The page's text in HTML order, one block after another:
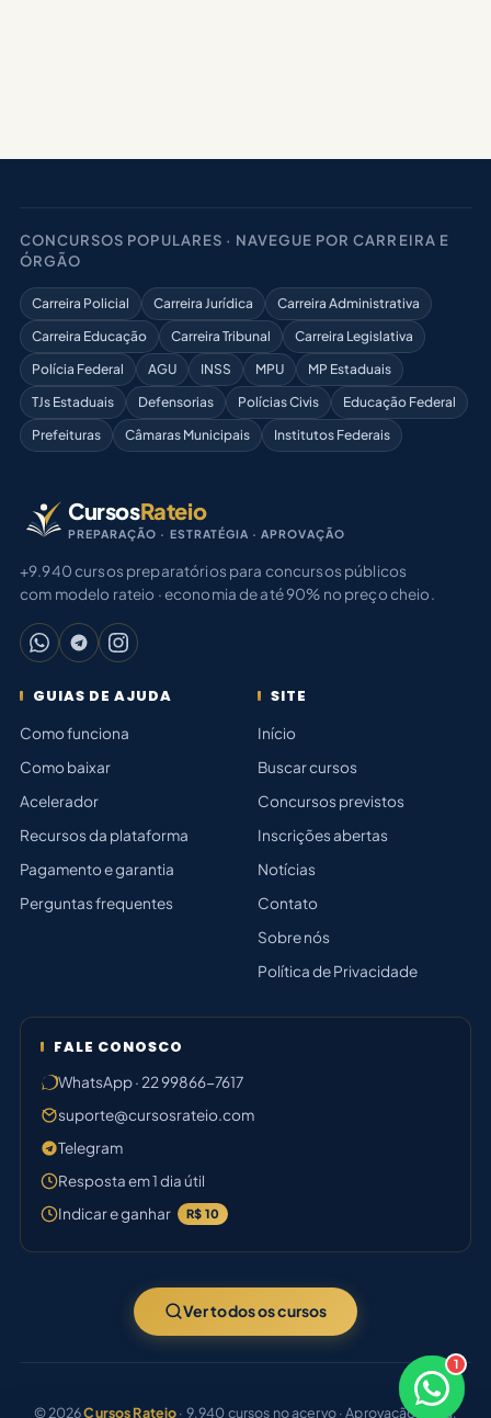
×
Responde em breve
1
CONCURSOS POPULARES · NAVEGUE POR CARREIRA E
ÓRGÃO
Carreira Policial Carreira Jurídica
Carreira Administrativa
Carreira Educação
Carreira Tribunal
Carreira Legislativa
Polícia Federal
AGU INSS MPU
MP Estaduais
TJs Estaduais
Defensorias Polícias Civis
Educação Federal
Prefeituras
Câmaras Municipais Institutos Federais
CursosRateio
PREPARAÇÃO · ESTRATÉGIA · APROVAÇÃO
+9.940 cursos preparatórios para concursos públicos
com modelo rateio · economia de até 90% no preço cheio.
GUIAS DE AJUDA
Como funciona
Como baixar
Acelerador
Recursos da plataforma
Pagamento e garantia
Perguntas frequentes
SITE
Início
Buscar cursos
Concursos previstos
Inscrições abertas
Notícias
Contato
Sobre nós
Política de Privacidade
FALE CONOSCO
WhatsApp · 22 99866-7617
suporte@cursosrateio.com
Telegram
Resposta em 1 dia útil
Indicar e ganhar
R$ 10
Ver todos os cursos
© 2026Cursos Rateio· 9.940 cursos no acervo · Aprovação certa.